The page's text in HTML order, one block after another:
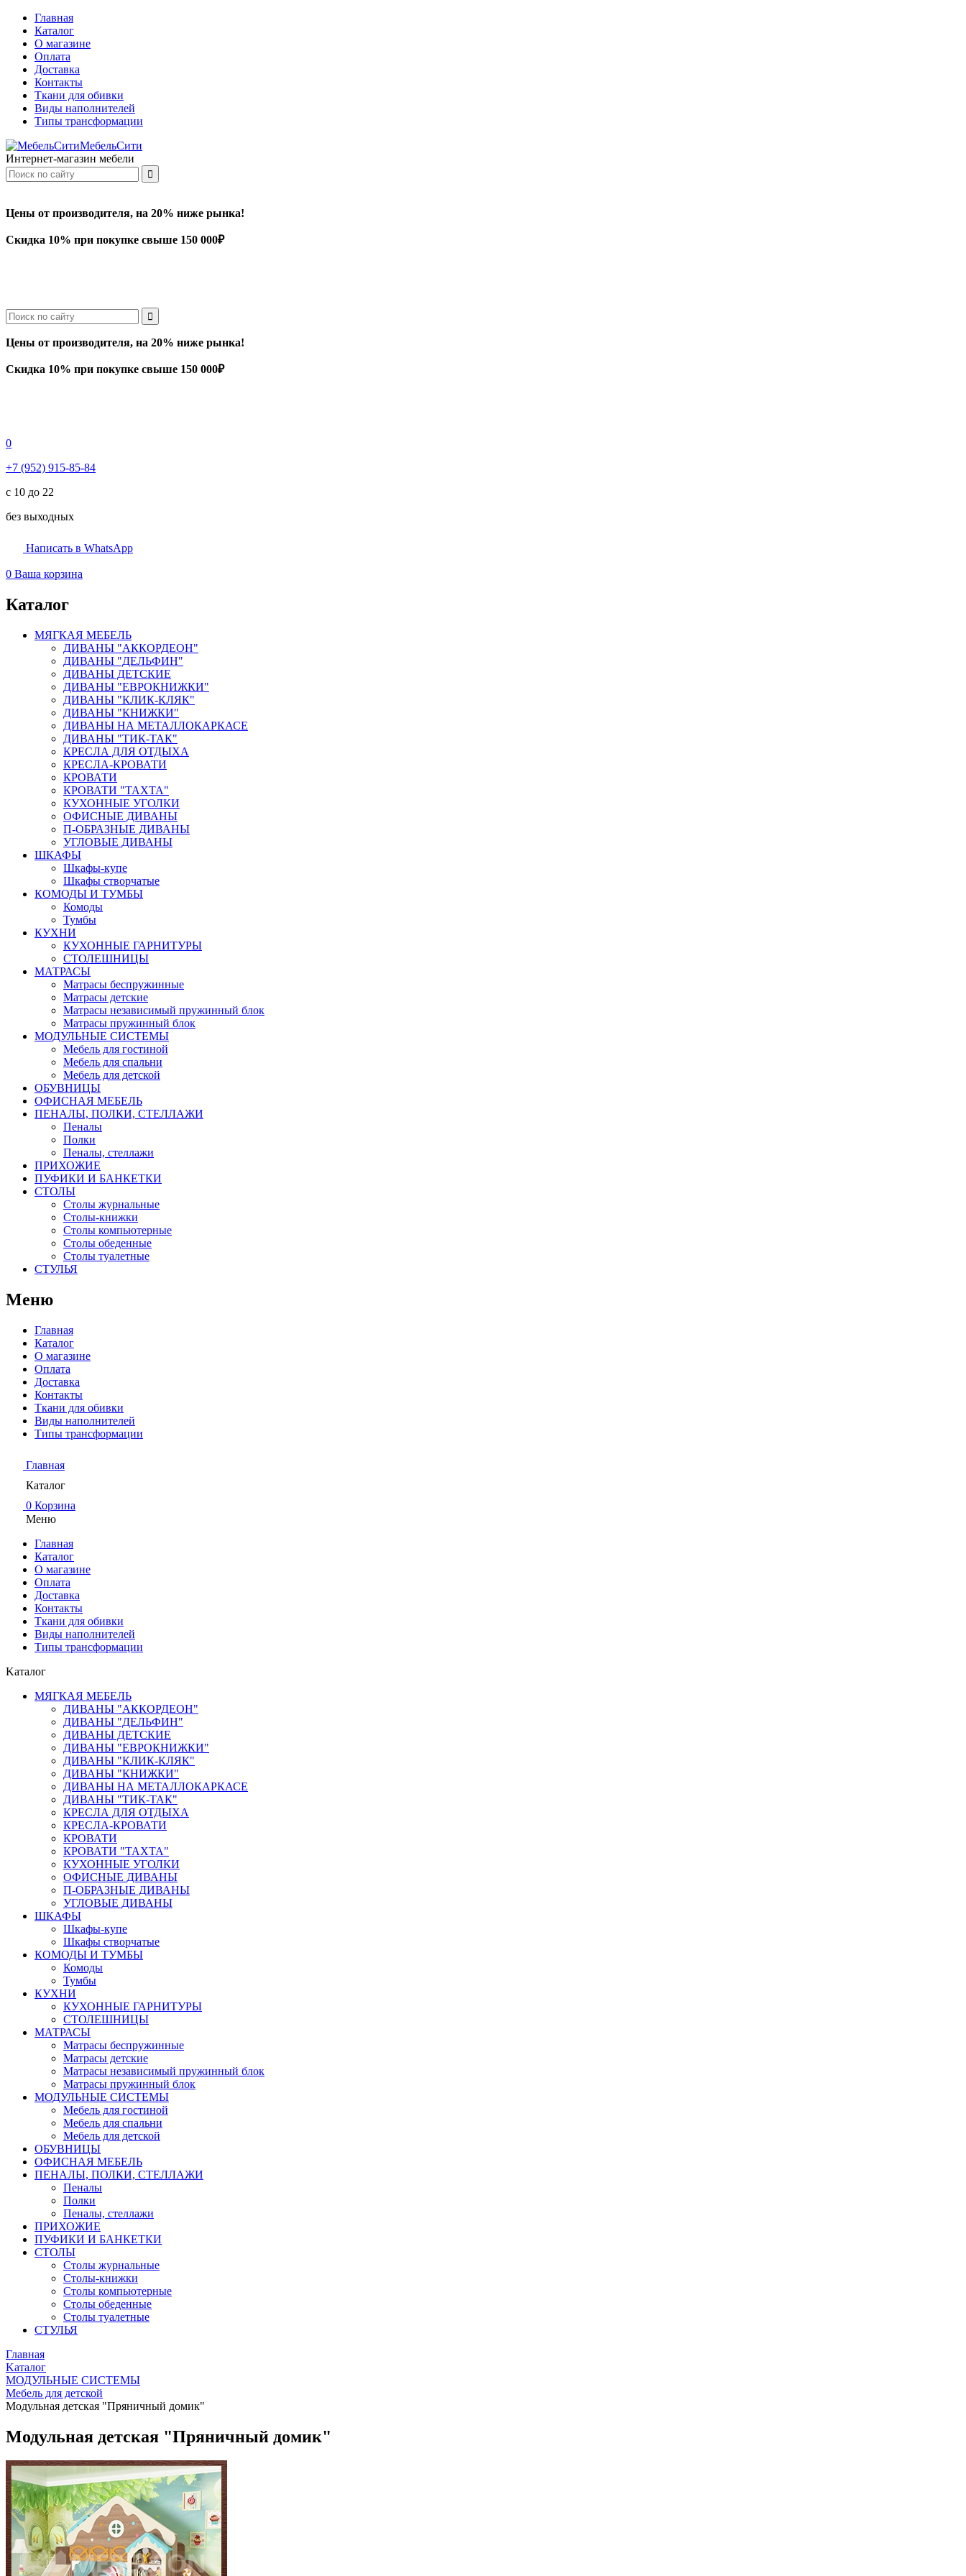
Главная
Каталог
О магазине
Оплата
Доставка
Контакты
Ткани для обивки
Виды наполнителей
Типы трансформации
МебельСити
Интернет-магазин мебели
Цены от производителя, на 20% ниже рынка!
Скидка 10% при покупке свыше 150 000₽
Цены от производителя, на 20% ниже рынка!
Скидка 10% при покупке свыше 150 000₽
0
+7 (952) 915-85-84
с 10 до 22
без выходных
Написать в WhatsApp
0 Ваша корзина
Каталог
МЯГКАЯ МЕБЕЛЬ
ДИВАНЫ "АККОРДЕОН"
ДИВАНЫ "ДЕЛЬФИН"
ДИВАНЫ ДЕТСКИЕ
ДИВАНЫ "ЕВРОКНИЖКИ"
ДИВАНЫ "КЛИК-КЛЯК"
ДИВАНЫ "КНИЖКИ"
ДИВАНЫ НА МЕТАЛЛОКАРКАСЕ
ДИВАНЫ "ТИК-ТАК"
КРЕСЛА ДЛЯ ОТДЫХА
КРЕСЛА-КРОВАТИ
КРОВАТИ
КРОВАТИ "ТАХТА"
КУХОННЫЕ УГОЛКИ
ОФИСНЫЕ ДИВАНЫ
П-ОБРАЗНЫЕ ДИВАНЫ
УГЛОВЫЕ ДИВАНЫ
ШКАФЫ
Шкафы-купе
Шкафы створчатые
КОМОДЫ И ТУМБЫ
Комоды
Тумбы
КУХНИ
КУХОННЫЕ ГАРНИТУРЫ
СТОЛЕШНИЦЫ
МАТРАСЫ
Матрасы беспружинные
Матрасы детские
Матрасы независимый пружинный блок
Матрасы пружинный блок
МОДУЛЬНЫЕ СИСТЕМЫ
Мебель для гостиной
Мебель для спальни
Мебель для детской
ОБУВНИЦЫ
ОФИСНАЯ МЕБЕЛЬ
ПЕНАЛЫ, ПОЛКИ, СТЕЛЛАЖИ
Пеналы
Полки
Пеналы, стеллажи
ПРИХОЖИЕ
ПУФИКИ И БАНКЕТКИ
СТОЛЫ
Столы журнальные
Столы-книжки
Столы компьютерные
Столы обеденные
Столы туалетные
СТУЛЬЯ
Меню
Главная
Каталог
О магазине
Оплата
Доставка
Контакты
Ткани для обивки
Виды наполнителей
Типы трансформации
Главная
Каталог
0 Корзина
Меню
Главная
Каталог
О магазине
Оплата
Доставка
Контакты
Ткани для обивки
Виды наполнителей
Типы трансформации
Kаталог
МЯГКАЯ МЕБЕЛЬ
ДИВАНЫ "АККОРДЕОН"
ДИВАНЫ "ДЕЛЬФИН"
ДИВАНЫ ДЕТСКИЕ
ДИВАНЫ "ЕВРОКНИЖКИ"
ДИВАНЫ "КЛИК-КЛЯК"
ДИВАНЫ "КНИЖКИ"
ДИВАНЫ НА МЕТАЛЛОКАРКАСЕ
ДИВАНЫ "ТИК-ТАК"
КРЕСЛА ДЛЯ ОТДЫХА
КРЕСЛА-КРОВАТИ
КРОВАТИ
КРОВАТИ "ТАХТА"
КУХОННЫЕ УГОЛКИ
ОФИСНЫЕ ДИВАНЫ
П-ОБРАЗНЫЕ ДИВАНЫ
УГЛОВЫЕ ДИВАНЫ
ШКАФЫ
Шкафы-купе
Шкафы створчатые
КОМОДЫ И ТУМБЫ
Комоды
Тумбы
КУХНИ
КУХОННЫЕ ГАРНИТУРЫ
СТОЛЕШНИЦЫ
МАТРАСЫ
Матрасы беспружинные
Матрасы детские
Матрасы независимый пружинный блок
Матрасы пружинный блок
МОДУЛЬНЫЕ СИСТЕМЫ
Мебель для гостиной
Мебель для спальни
Мебель для детской
ОБУВНИЦЫ
ОФИСНАЯ МЕБЕЛЬ
ПЕНАЛЫ, ПОЛКИ, СТЕЛЛАЖИ
Пеналы
Полки
Пеналы, стеллажи
ПРИХОЖИЕ
ПУФИКИ И БАНКЕТКИ
СТОЛЫ
Столы журнальные
Столы-книжки
Столы компьютерные
Столы обеденные
Столы туалетные
СТУЛЬЯ
Главная
Kаталог
МОДУЛЬНЫЕ СИСТЕМЫ
Мебель для детской
Модульная детская "Пряничный домик"
Модульная детская "Пряничный домик"